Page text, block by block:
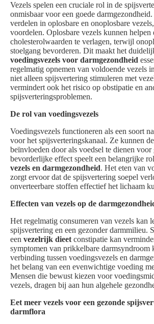
Vezels spelen een cruciale rol in de
onmisbaar voor een goede
verdelen in oplosbare en onoplosbare
voordelen. Oplosbare vezels kunnen helpen
cholesterolwaarden te verlagen, terwijl
stoelgang bevorderen. Dit maakt het
voedingsvezels voor darmgezondheid
regelmatig opnemen van voldoende vezels
niet alleen spijsvertering stimuleren met
vermindert ook het risico op obstipatie en
spijsverteringsproblemen.
De rol van voedingsvezels
Voedingsvezels functioneren als een soort
voor het spijsverteringskanaal. Ze kunnen
beïnvloeden door als voedsel te dienen
bevorderlijke effect speelt een belangrijke
vezels en darmgezondheid. Het eten van
zorgt ervoor dat de spijsvertering soepel
onverteerbare stoffen effectief het lichaam
Effecten van vezels op de
Het regelmatig consumeren van vezels kan
spijsvertering en een gezonder darmmilieu.
een vezelrijk dieet constipatie kan
symptomen van prikkelbare darmsyndroom
verbinding tussen voedingsvezels en
het belang van een evenwichtige voeding
Mensen die bewust kiezen voor
vezels, dragen bij aan hun algehele
Eet meer vezels voor een gezonde
darmflora